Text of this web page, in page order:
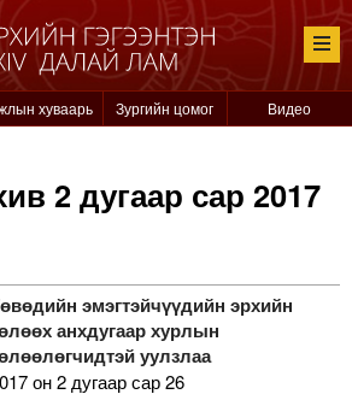
хуваарь Зургийн цомог Видео
2 дугаар сар 2017
эмэгтэйчүүдийн эрхийн
анхдугаар хурлын
уулзлаа
он 2 дугаар сар 26